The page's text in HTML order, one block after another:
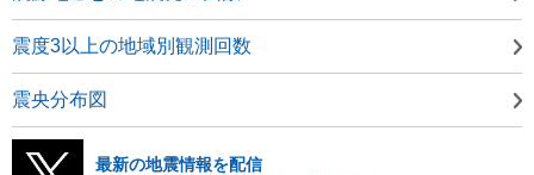
震度3以上の地域別観測回数
震央分布図
最新の地震情報を配信